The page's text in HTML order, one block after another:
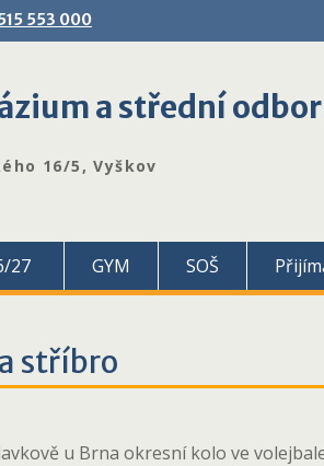
553 000
a střední
16/5, Vyškov
27 GYM SOŠ
stříbro
u Brna okresní kolo ve